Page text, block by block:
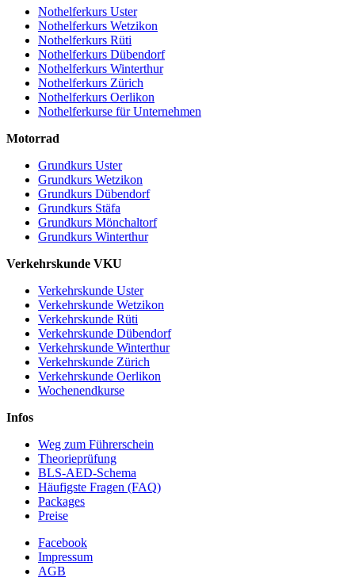
Nothelferkurs Uster
Nothelferkurs Wetzikon
Nothelferkurs Rüti
Nothelferkurs Dübendorf
Nothelferkurs Winterthur
Nothelferkurs Zürich
Nothelferkurs Oerlikon
Nothelferkurse für Unternehmen
Motorrad
Grundkurs Uster
Grundkurs Wetzikon
Grundkurs Dübendorf
Grundkurs Stäfa
Grundkurs Mönchaltorf
Grundkurs Winterthur
Verkehrskunde VKU
Verkehrskunde Uster
Verkehrskunde Wetzikon
Verkehrskunde Rüti
Verkehrskunde Dübendorf
Verkehrskunde Winterthur
Verkehrskunde Zürich
Verkehrskunde Oerlikon
Wochenendkurse
Infos
Weg zum Führerschein
Theorieprüfung
BLS-AED-Schema
Häufigste Fragen (FAQ)
Packages
Preise
Facebook
Impressum
AGB